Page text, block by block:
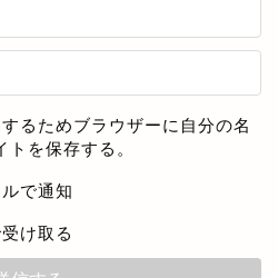
るためブラウザーに自分の名
を保存する。
で通知
け取る